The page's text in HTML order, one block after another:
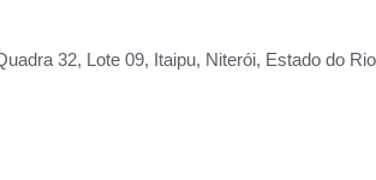
32, Lote 09, Itaipu, Niterói, Estado do